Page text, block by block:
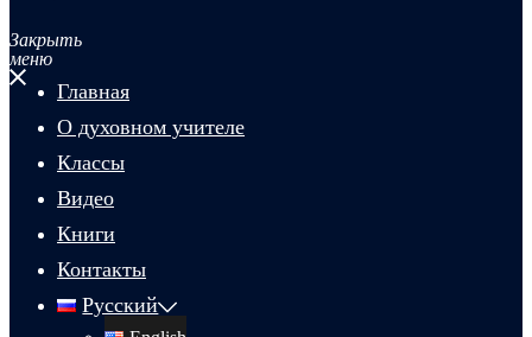
Закрыть
меню
Главная
О духовном учителе
Классы
Видео
Книги
Контакты
Русский